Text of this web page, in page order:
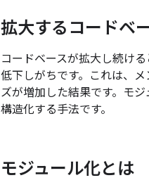
拡大するコードベ
コードベースが拡大し続け
低下しがちです。これは、
ズが増加した結果です。モ
構造化する手法です。
モジュール化とは